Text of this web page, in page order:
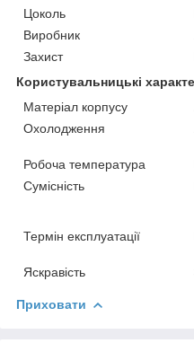
Цоколь
Виробник
Захист
Користувальницькі
Матеріал корпусу
Охолодження
Робоча температура
Сумісність
Термін експлуатації
Яскравість
Приховати